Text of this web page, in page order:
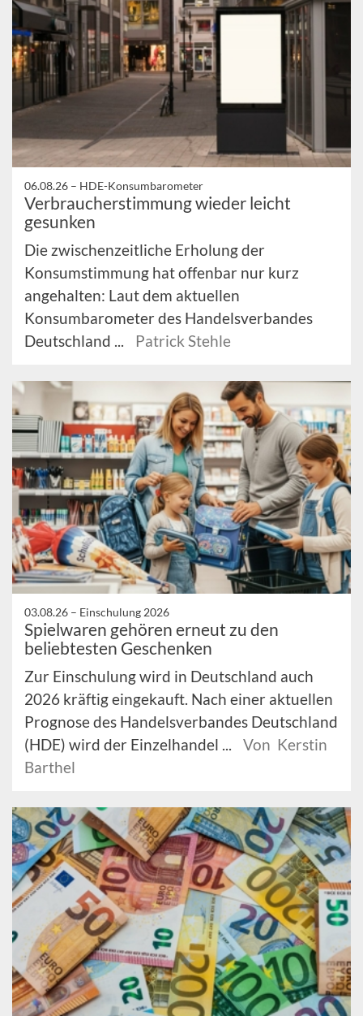
06.08.26 – HDE-Konsumbarometer
Verbraucherstimmung wieder leicht
gesunken
Die zwischenzeitliche Erholung der
Konsumstimmung hat offenbar nur kurz
angehalten: Laut dem aktuellen
Konsumbarometer des Handelsverbandes
Deutschland ...
Patrick Stehle
03.08.26 – Einschulung 2026
Spielwaren gehören erneut zu den
beliebtesten Geschenken
Zur Einschulung wird in Deutschland auch
2026 kräftig eingekauft. Nach einer aktuellen
Prognose des Handelsverbandes Deutschland
(HDE) wird der Einzelhandel ...
Von Kerstin
Barthel